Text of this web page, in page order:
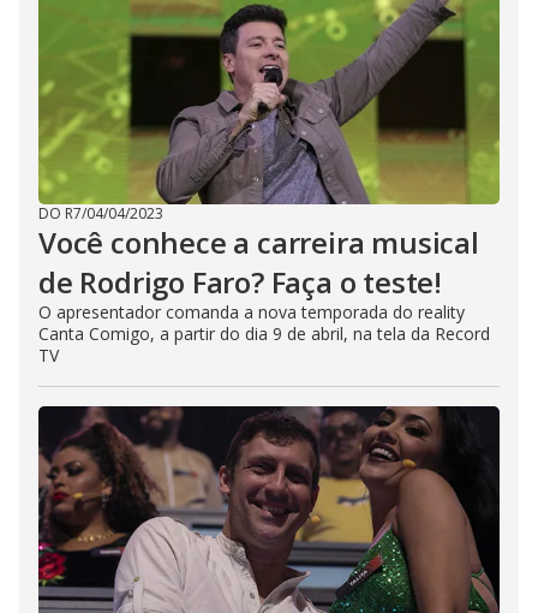
DO R7/04/04/2023
Você conhece a carreira musical
de Rodrigo Faro? Faça o teste!
O apresentador comanda a nova temporada do reality
Canta Comigo, a partir do dia 9 de abril, na tela da Record
TV